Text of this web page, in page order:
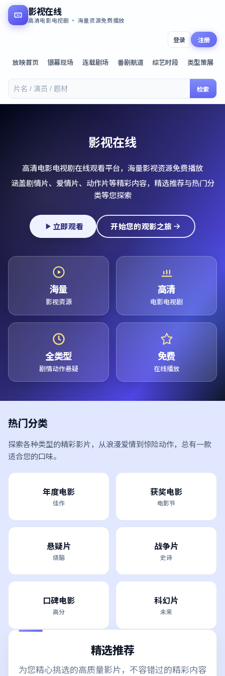
影视在线
高清电影电视剧 · 海量资源免费播放
放映首页 银幕现场 连载剧场 番剧航道 综艺时段 类型策展
检索
登录 注册
影视在线
高清电影电视剧在线观看平台，海量影视资源免费播放
涵盖剧情片、爱情片、动作片等精彩内容，精选推荐与热门分
类等您探索
立即观看 开始您的观影之旅
海量
影视资源
高清
电影电视剧
全类型
剧情动作悬疑
免费
在线播放
热门分类
探索各种类型的精彩影片，从浪漫爱情到惊险动作，总有一款
适合您的口味。
年度电影
佳作
获奖电影
电影节
悬疑片
烧脑
战争片
史诗
口碑电影
高分
科幻片
未来
精选推荐
为您精心挑选的高质量影片，不容错过的精彩内容